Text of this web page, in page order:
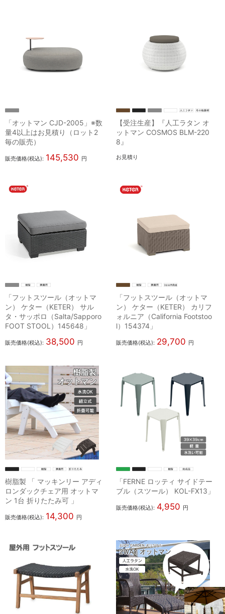
「オットマン CJD-2005」※数
量4以上はお見積り（ロット2
毎の販売）
販売価格(税込): 145,530 円
【受注生産】『人工ラタン オ
ットマン COSMOS BLM-220
8』
お見積り
「フットスツール（オットマ
ン） ケター（KETER） サル
タ・サッポロ（Salta/Sapporo
FOOT STOOL）145648」
販売価格(税込): 38,500 円
「フットスツール（オットマ
ン） ケター（KETER） カリフ
ォルニア（California Footstoo
l）154374」
販売価格(税込): 29,700 円
樹脂製 「 マッキンリー アディ
ロンダックチェア用 オットマ
ン 1台 折りたたみ可 」
販売価格(税込): 14,300 円
「FERNE ロッティ サイドテー
ブル（スツール） KOL-FX13」
販売価格(税込): 4,950 円